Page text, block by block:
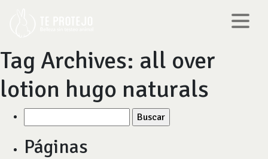
Tag Archives: all over
lotion hugo naturals
por:
Páginas